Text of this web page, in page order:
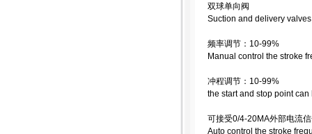
双球单向阀
Suction and delivery
频率调节：10-99%
Manual control the stroke
冲程调节：10-99%
the start and stop point
可接受0/4-20MA外部电流
Auto control the stroke